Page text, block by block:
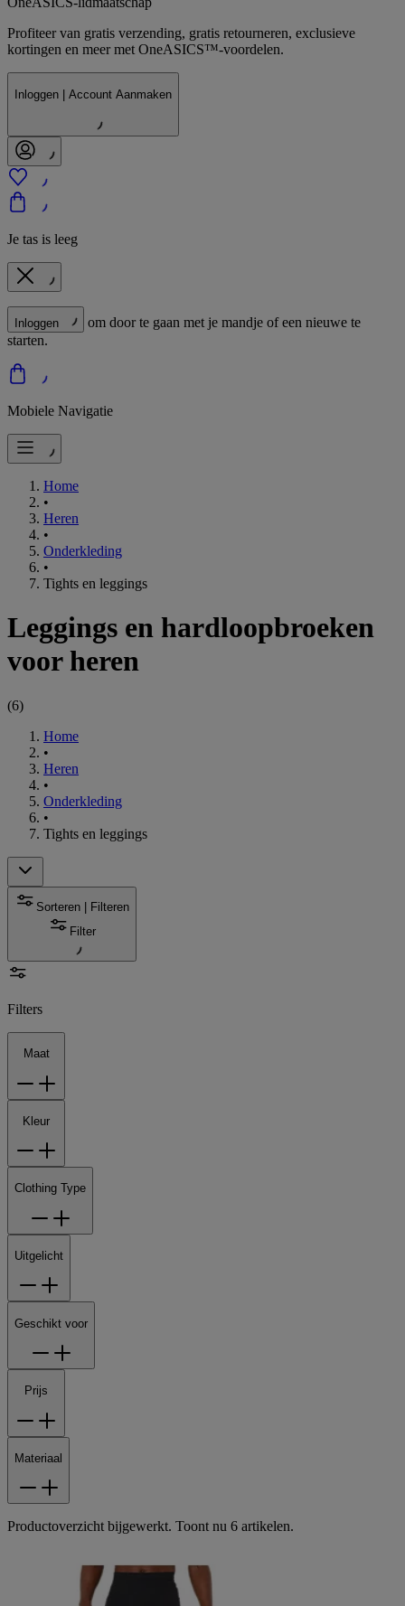
Profiteer van gratis verzending, gratis retourneren, exclusieve
kortingen en meer met OneASICS™-voordelen.
Inloggen | Account Aanmaken
Je tas is leeg
Inloggen
om door te gaan met je mandje of een nieuwe te
starten.
Mobiele Navigatie
Home
•
Heren
•
Onderkleding
•
Tights en leggings
Leggings en hardloopbroeken
voor heren
(6)
Home
•
Heren
•
Onderkleding
•
Tights en leggings
Sorteren | Filteren
Filter
Filters
Maat
Kleur
Clothing Type
Uitgelicht
Geschikt voor
Prijs
Materiaal
Productoverzicht bijgewerkt. Toont nu 6 artikelen.